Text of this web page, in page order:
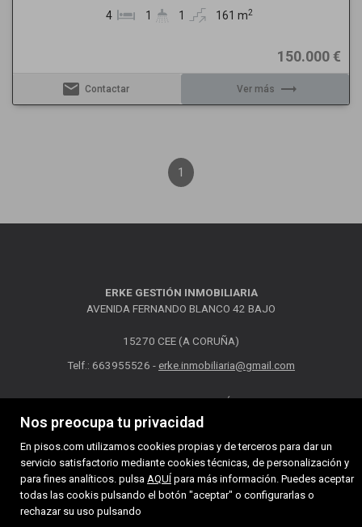
Nos preocupa tu privacidad
En pisos.com utilizamos cookies propias y de terceros para dar un
servicio satisfactorio mediante cookies técnicas, de personalización y
para fines analíticos. pulsa AQUÍ para más información. Puedes aceptar
todas las cookis pulsando el botón "aceptar" o configurarlas o
rechazar su uso pulsando
4 1 1 161 m2
150.000 €
email Contactar Ver más trending_flat
1
ERKE GESTIÓN INMOBILIARIA
AVENIDA FERNANDO BLANCO 42 BAJO
15270 CEE (A CORUÑA)
Telf.: 663955526 - erke.inmobiliaria@gmail.com